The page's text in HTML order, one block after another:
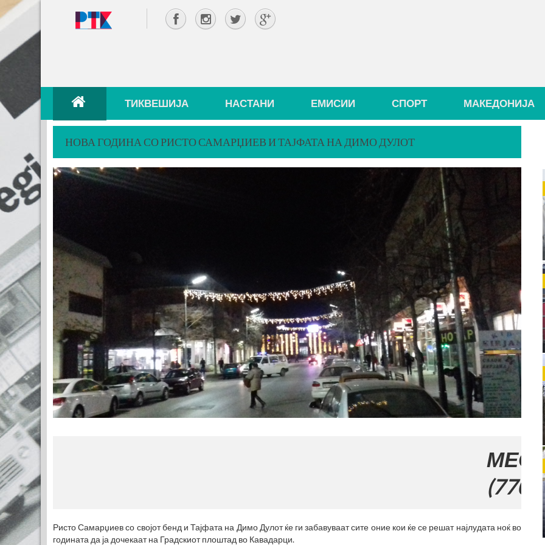
ТИКВЕШИЈА НАСТАНИ ЕМИСИИ СПОРТ МАКЕДОНИЈА
НОВА ГОДИНА СО РИСТО САМАРЏИЕВ И ТАЈФАТА НА ДИМО ДУЛОТ
МЕСТО ЗА
(770x120)
Ристо Самарџиев со својот бенд и Тајфата на Димо Дулот ќе ги забавуваат сите оние кои ќе се решат најлудата ноќ во
годината да ја дочекаат на Градскиот плоштад во Кавадарци.